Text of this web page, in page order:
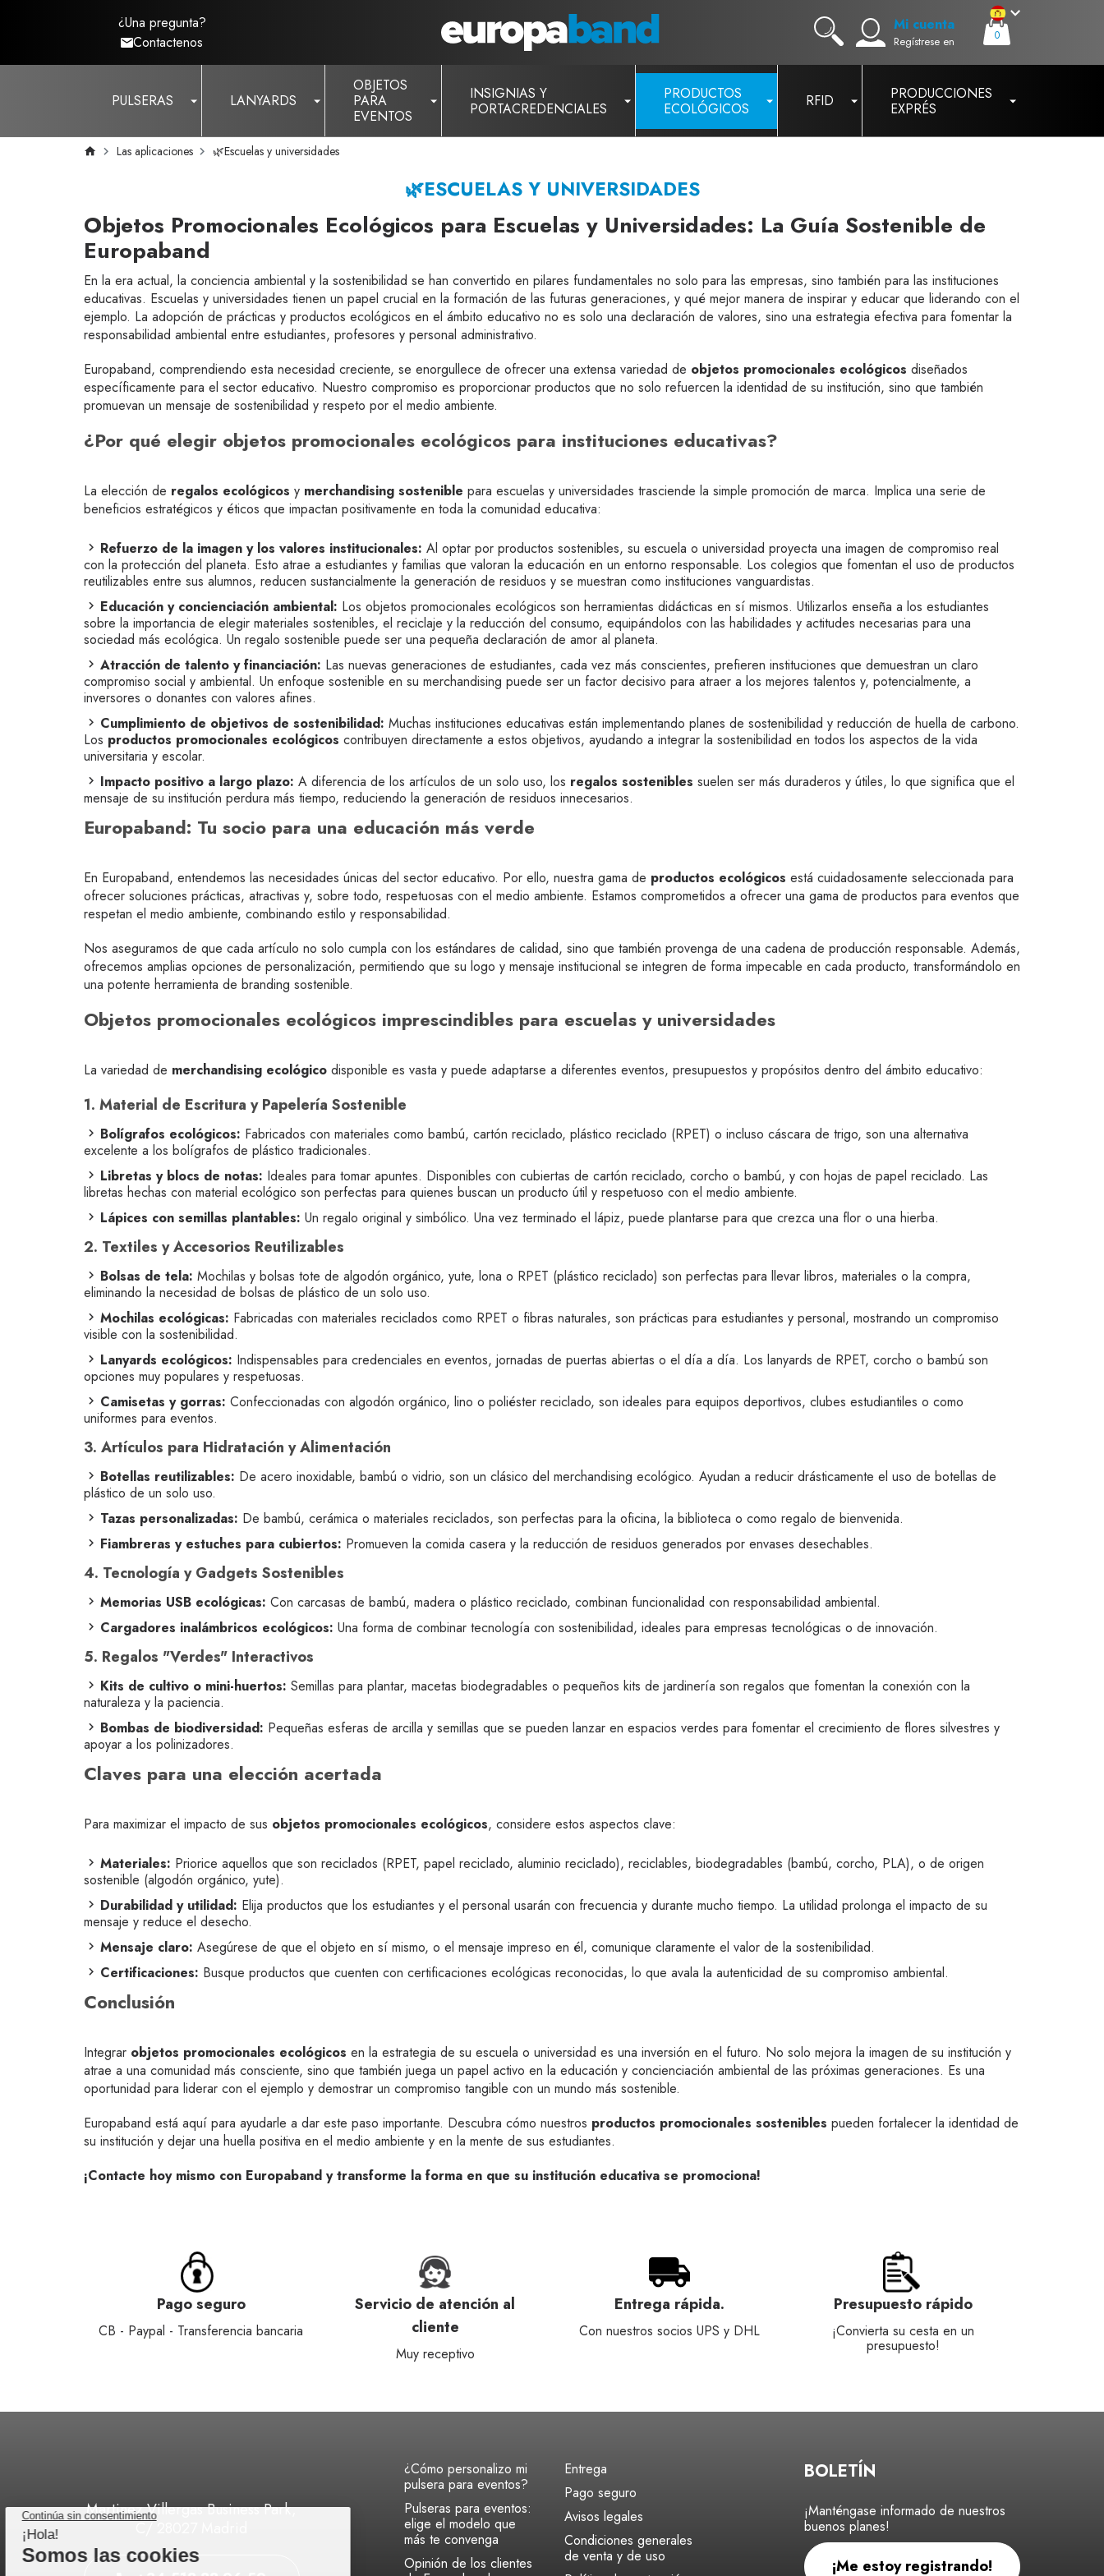
¿Una pregunta?
Contactenos
Mi cuenta
Regístrese en 0
PULSERAS LANYARDS
OBJETOS
PARA
EVENTOS
INSIGNIAS Y
PORTACREDENCIALES
PRODUCTOS
ECOLÓGICOS
RFID
PRODUCCIONES
EXPRÉS
Las aplicaciones 🌿Escuelas y universidades
🌿ESCUELAS Y UNIVERSIDADES
Objetos Promocionales Ecológicos para Escuelas y Universidades: La Guía Sostenible de
Europaband
En la era actual, la conciencia ambiental y la sostenibilidad se han convertido en pilares fundamentales no solo para las empresas, sino también para las instituciones
educativas. Escuelas y universidades tienen un papel crucial en la formación de las futuras generaciones, y qué mejor manera de inspirar y educar que liderando con el
ejemplo. La adopción de prácticas y productos ecológicos en el ámbito educativo no es solo una declaración de valores, sino una estrategia efectiva para fomentar la
responsabilidad ambiental entre estudiantes, profesores y personal administrativo.
Europaband, comprendiendo esta necesidad creciente, se enorgullece de ofrecer una extensa variedad de objetos promocionales ecológicos diseñados
específicamente para el sector educativo. Nuestro compromiso es proporcionar productos que no solo refuercen la identidad de su institución, sino que también
promuevan un mensaje de sostenibilidad y respeto por el medio ambiente.
¿Por qué elegir objetos promocionales ecológicos para instituciones educativas?
La elección de regalos ecológicos y merchandising sostenible para escuelas y universidades trasciende la simple promoción de marca. Implica una serie de
beneficios estratégicos y éticos que impactan positivamente en toda la comunidad educativa:
Refuerzo de la imagen y los valores institucionales: Al optar por productos sostenibles, su escuela o universidad proyecta una imagen de compromiso real
con la protección del planeta. Esto atrae a estudiantes y familias que valoran la educación en un entorno responsable. Los colegios que fomentan el uso de productos
reutilizables entre sus alumnos, reducen sustancialmente la generación de residuos y se muestran como instituciones vanguardistas.
Educación y concienciación ambiental: Los objetos promocionales ecológicos son herramientas didácticas en sí mismos. Utilizarlos enseña a los estudiantes
sobre la importancia de elegir materiales sostenibles, el reciclaje y la reducción del consumo, equipándolos con las habilidades y actitudes necesarias para una
sociedad más ecológica. Un regalo sostenible puede ser una pequeña declaración de amor al planeta.
Atracción de talento y financiación: Las nuevas generaciones de estudiantes, cada vez más conscientes, prefieren instituciones que demuestran un claro
compromiso social y ambiental. Un enfoque sostenible en su merchandising puede ser un factor decisivo para atraer a los mejores talentos y, potencialmente, a
inversores o donantes con valores afines.
Cumplimiento de objetivos de sostenibilidad: Muchas instituciones educativas están implementando planes de sostenibilidad y reducción de huella de carbono.
Los productos promocionales ecológicos contribuyen directamente a estos objetivos, ayudando a integrar la sostenibilidad en todos los aspectos de la vida
universitaria y escolar.
Impacto positivo a largo plazo: A diferencia de los artículos de un solo uso, los regalos sostenibles suelen ser más duraderos y útiles, lo que significa que el
mensaje de su institución perdura más tiempo, reduciendo la generación de residuos innecesarios.
Europaband: Tu socio para una educación más verde
En Europaband, entendemos las necesidades únicas del sector educativo. Por ello, nuestra gama de productos ecológicos está cuidadosamente seleccionada para
ofrecer soluciones prácticas, atractivas y, sobre todo, respetuosas con el medio ambiente. Estamos comprometidos a ofrecer una gama de productos para eventos que
respetan el medio ambiente, combinando estilo y responsabilidad.
Nos aseguramos de que cada artículo no solo cumpla con los estándares de calidad, sino que también provenga de una cadena de producción responsable. Además,
ofrecemos amplias opciones de personalización, permitiendo que su logo y mensaje institucional se integren de forma impecable en cada producto, transformándolo en
una potente herramienta de branding sostenible.
Objetos promocionales ecológicos imprescindibles para escuelas y universidades
La variedad de merchandising ecológico disponible es vasta y puede adaptarse a diferentes eventos, presupuestos y propósitos dentro del ámbito educativo:
1. Material de Escritura y Papelería Sostenible
Bolígrafos ecológicos: Fabricados con materiales como bambú, cartón reciclado, plástico reciclado (RPET) o incluso cáscara de trigo, son una alternativa
excelente a los bolígrafos de plástico tradicionales.
Libretas y blocs de notas: Ideales para tomar apuntes. Disponibles con cubiertas de cartón reciclado, corcho o bambú, y con hojas de papel reciclado. Las
libretas hechas con material ecológico son perfectas para quienes buscan un producto útil y respetuoso con el medio ambiente.
Lápices con semillas plantables: Un regalo original y simbólico. Una vez terminado el lápiz, puede plantarse para que crezca una flor o una hierba.
2. Textiles y Accesorios Reutilizables
Bolsas de tela: Mochilas y bolsas tote de algodón orgánico, yute, lona o RPET (plástico reciclado) son perfectas para llevar libros, materiales o la compra,
eliminando la necesidad de bolsas de plástico de un solo uso.
Mochilas ecológicas: Fabricadas con materiales reciclados como RPET o fibras naturales, son prácticas para estudiantes y personal, mostrando un compromiso
visible con la sostenibilidad.
Lanyards ecológicos: Indispensables para credenciales en eventos, jornadas de puertas abiertas o el día a día. Los lanyards de RPET, corcho o bambú son
opciones muy populares y respetuosas.
Camisetas y gorras: Confeccionadas con algodón orgánico, lino o poliéster reciclado, son ideales para equipos deportivos, clubes estudiantiles o como
uniformes para eventos.
3. Artículos para Hidratación y Alimentación
Botellas reutilizables: De acero inoxidable, bambú o vidrio, son un clásico del merchandising ecológico. Ayudan a reducir drásticamente el uso de botellas de
plástico de un solo uso.
Tazas personalizadas: De bambú, cerámica o materiales reciclados, son perfectas para la oficina, la biblioteca o como regalo de bienvenida.
Fiambreras y estuches para cubiertos: Promueven la comida casera y la reducción de residuos generados por envases desechables.
4. Tecnología y Gadgets Sostenibles
Memorias USB ecológicas: Con carcasas de bambú, madera o plástico reciclado, combinan funcionalidad con responsabilidad ambiental.
Cargadores inalámbricos ecológicos: Una forma de combinar tecnología con sostenibilidad, ideales para empresas tecnológicas o de innovación.
5. Regalos "Verdes" Interactivos
Kits de cultivo o mini-huertos: Semillas para plantar, macetas biodegradables o pequeños kits de jardinería son regalos que fomentan la conexión con la
naturaleza y la paciencia.
Bombas de biodiversidad: Pequeñas esferas de arcilla y semillas que se pueden lanzar en espacios verdes para fomentar el crecimiento de flores silvestres y
apoyar a los polinizadores.
Claves para una elección acertada
Para maximizar el impacto de sus objetos promocionales ecológicos, considere estos aspectos clave:
Materiales: Priorice aquellos que son reciclados (RPET, papel reciclado, aluminio reciclado), reciclables, biodegradables (bambú, corcho, PLA), o de origen
sostenible (algodón orgánico, yute).
Durabilidad y utilidad: Elija productos que los estudiantes y el personal usarán con frecuencia y durante mucho tiempo. La utilidad prolonga el impacto de su
mensaje y reduce el desecho.
Mensaje claro: Asegúrese de que el objeto en sí mismo, o el mensaje impreso en él, comunique claramente el valor de la sostenibilidad.
Certificaciones: Busque productos que cuenten con certificaciones ecológicas reconocidas, lo que avala la autenticidad de su compromiso ambiental.
Conclusión
Integrar objetos promocionales ecológicos en la estrategia de su escuela o universidad es una inversión en el futuro. No solo mejora la imagen de su institución y
atrae a una comunidad más consciente, sino que también juega un papel activo en la educación y concienciación ambiental de las próximas generaciones. Es una
oportunidad para liderar con el ejemplo y demostrar un compromiso tangible con un mundo más sostenible.
Europaband está aquí para ayudarle a dar este paso importante. Descubra cómo nuestros productos promocionales sostenibles pueden fortalecer la identidad de
su institución y dejar una huella positiva en el medio ambiente y en la mente de sus estudiantes.
¡Contacte hoy mismo con Europaband y transforme la forma en que su institución educativa se promociona!
Pago seguro
CB - Paypal - Transferencia bancaria
Servicio de atención al
cliente
Muy receptivo
Entrega rápida.
Con nuestros socios UPS y DHL
Presupuesto rápido
¡Convierta su cesta en un
presupuesto!
Martinez Villergas Business Park,
C/ 28027 Madrid
¿Cómo personalizo mi
pulsera para eventos?
Pulseras para eventos:
elige el modelo que
más te convenga
Opinión de los clientes
Entrega
Pago seguro
Avisos legales
Condiciones generales
de venta y de uso
BOLETÍN
¡Manténgase informado de nuestros
buenos planes!
¡Me estoy registrando!